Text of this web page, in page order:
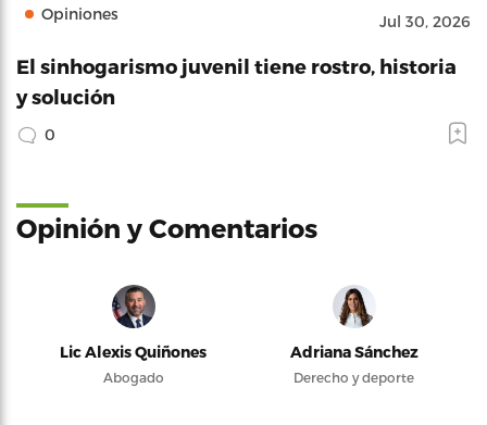
Opiniones Jul 30, 2026
El sinhogarismo juvenil tiene rostro, historia
y solución
0
Opinión y Comentarios
Lic Alexis Quiñones
Abogado
Adriana Sánchez
Derecho y deporte